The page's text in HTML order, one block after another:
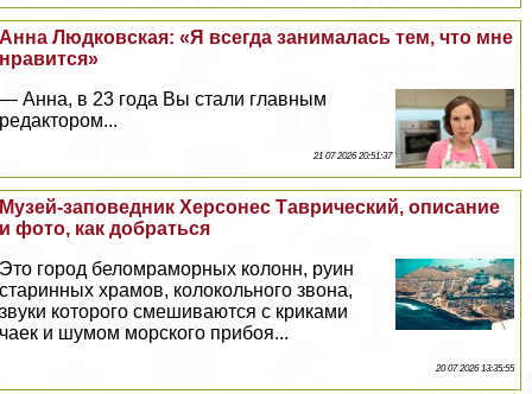
Анна Людковская: «Я всегда занималась тем, что мне
нравится»
— Анна, в 23 года Вы стали главным
редактором...
21 07 2026 20:51:37
Музей-заповедник Херсонес Таврический, описание
и фото, как добраться
Это город беломраморных колонн, руин
старинных храмов, колокольного звона,
звуки которого смешиваются с криками
чаек и шумом морского прибоя...
20 07 2026 13:35:55